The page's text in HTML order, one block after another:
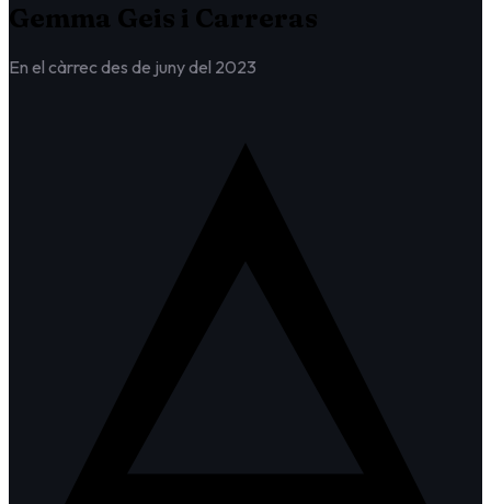
Gemma Geis i Carreras
En el càrrec des de juny del 2023